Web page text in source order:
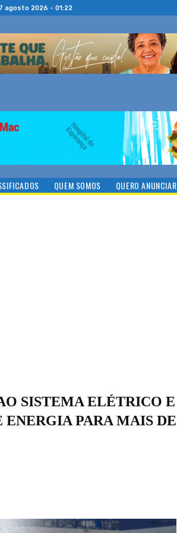
agosto 2026 - 01:22
QUEM SOMOS QUERO ANUNCIAR
SISTEMA ELÉTRICO E
PARA MAIS DE